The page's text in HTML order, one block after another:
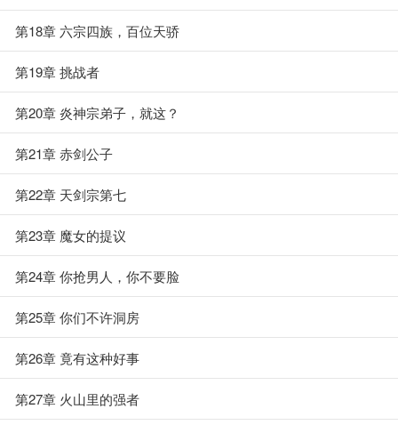
第18章 六宗四族，百位天骄
第19章 挑战者
第20章 炎神宗弟子，就这？
第21章 赤剑公子
第22章 天剑宗第七
第23章 魔女的提议
第24章 你抢男人，你不要脸
第25章 你们不许洞房
第26章 竟有这种好事
第27章 火山里的强者